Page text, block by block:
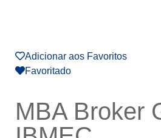
Adicionar aos Favoritos
Favoritado
MBA Broker